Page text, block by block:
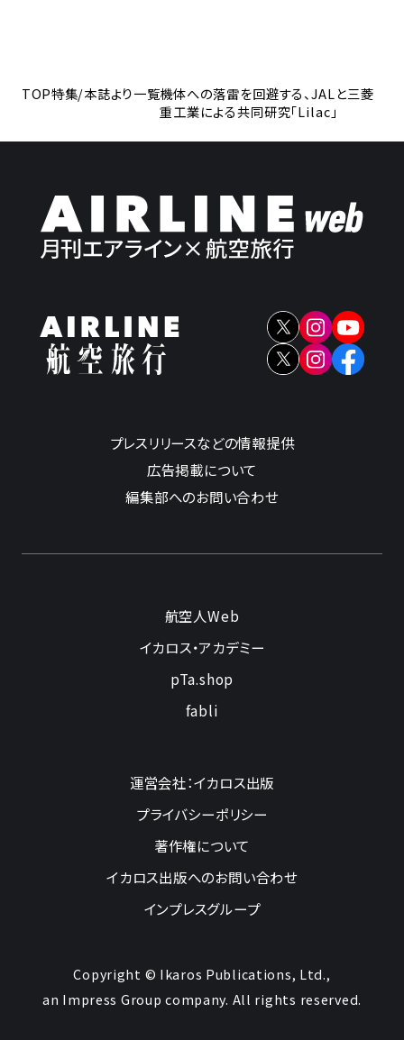
TOP特集/本誌より一覧機体への落雷を回避する、JALと三菱
重工業による共同研究「Lilac」
プレスリリースなどの情報提供
広告掲載について
編集部へのお問い合わせ
航空人Web
イカロス・アカデミー
pTa.shop
fabli
運営会社：イカロス出版
プライバシーポリシー
著作権について
イカロス出版へのお問い合わせ
インプレスグループ
Copyright © Ikaros Publications, Ltd.,
an Impress Group company. All rights reserved.